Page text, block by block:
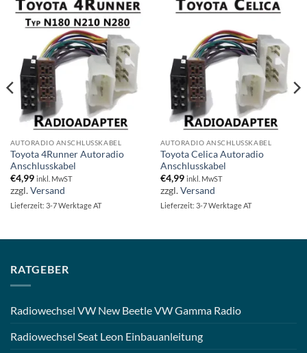
AUTORADIO ANSCHLUSSKABEL
Toyota 4Runner Autoradio
Anschlusskabel
€4,99 inkl. MwST
zzgl.Versand
Lieferzeit: 3-7 Werktage AT
AUTORADIO ANSCHLUSSKABEL
Toyota Celica Autoradio
Anschlusskabel
€4,99 inkl. MwST
zzgl.Versand
Lieferzeit: 3-7 Werktage AT
RATGEBER
Radiowechsel VW New Beetle VW Gamma Radio
Radiowechsel Seat Leon Einbauanleitung